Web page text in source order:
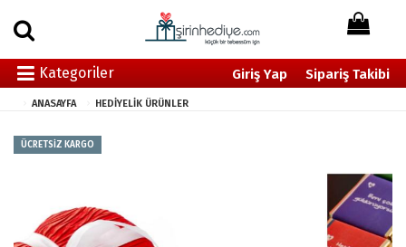
Kategoriler Giriş Yap Sipariş Takibi
ANASAYFA HEDİYELİK ÜRÜNLER
ÜCRETSİZ KARGO